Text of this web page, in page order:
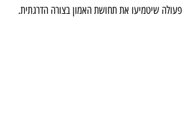
פעולה שיטמיעו את תחושת האמון בצורה הדרגתית.